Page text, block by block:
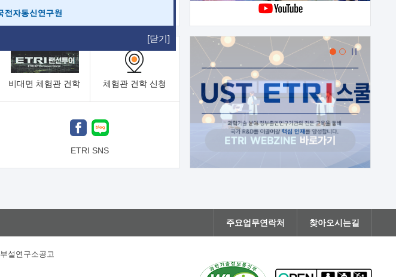
[닫기]
비대면 체험관 견학 체험관 견학 신청
ETRI SNS
주요업무연락처 찾아오시는길
부설연구소공고